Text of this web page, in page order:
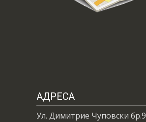
АДРЕСА
Ул. Димитрие Чуповски бр.9